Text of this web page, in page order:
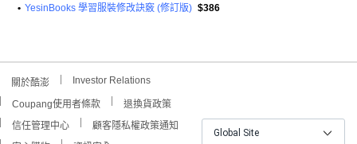
• YesinBooks 學習服裝修改訣竅 (修訂版) $386
關於酷澎 Investor Relations
Coupang使用者條款
退換貨政策
信任管理中心
顧客隱私權政策通知
Global Site